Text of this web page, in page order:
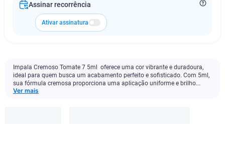
Assinar recorrência
Ativar assinatura
Impala Cremoso Tomate 7 5ml oferece uma cor vibrante e duradoura,
ideal para quem busca um acabamento perfeito e sofisticado. Com 5ml,
sua fórmula cremosa proporciona uma aplicação uniforme e brilho...
Ver mais